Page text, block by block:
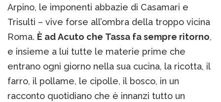
Arpino, le imponenti abbazie di Casamari e
Trisulti – vive forse all’ombra della troppo vicina
Roma. È ad Acuto che Tassa fa sempre ritorno,
e insieme a lui tutte le materie prime che
entrano ogni giorno nella sua cucina, la ricotta, il
farro, il pollame, le cipolle, il bosco, in un
racconto quotidiano che è innanzi tutto un